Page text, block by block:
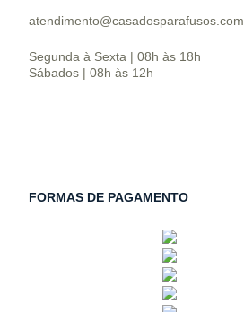
atendimento@casadosparafusos.com
Segunda à Sexta | 08h às 18h
Sábados | 08h às 12h
FORMAS DE PAGAMENTO